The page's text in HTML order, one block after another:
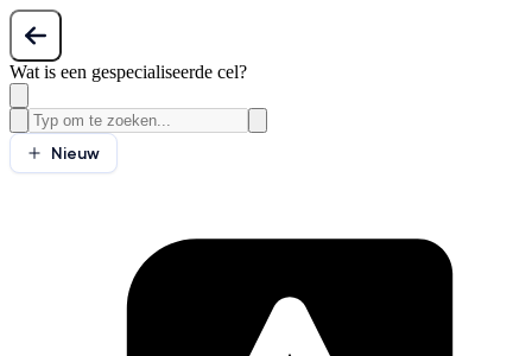
Wat is een gespecialiseerde cel?
Nieuw